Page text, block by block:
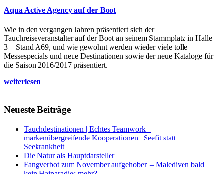
Aqua Active Agency auf der Boot
Wie in den vergangen Jahren präsentiert sich der
Tauchreiseveranstalter auf der Boot an seinem Stammplatz in Halle
3 – Stand A69, und wie gewohnt werden wieder viele tolle
Messespecials und neue Destinationen sowie der neue Kataloge für
die Saison 2016/2017 präsentiert.
weiterlesen
Neueste Beiträge
Tauchdestinationen | Echtes Teamwork –
markenübergreifende Kooperationen | Seefit statt
Seekrankheit
Die Natur als Hauptdarsteller
Fangverbot zum November aufgehoben – Malediven bald